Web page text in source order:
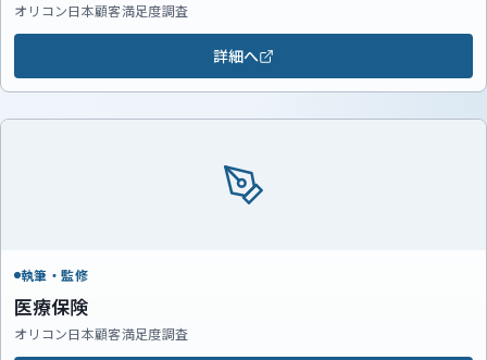
オリコン日本顧客満足度調査
詳細へ
執筆・監修
医療保険
オリコン日本顧客満足度調査